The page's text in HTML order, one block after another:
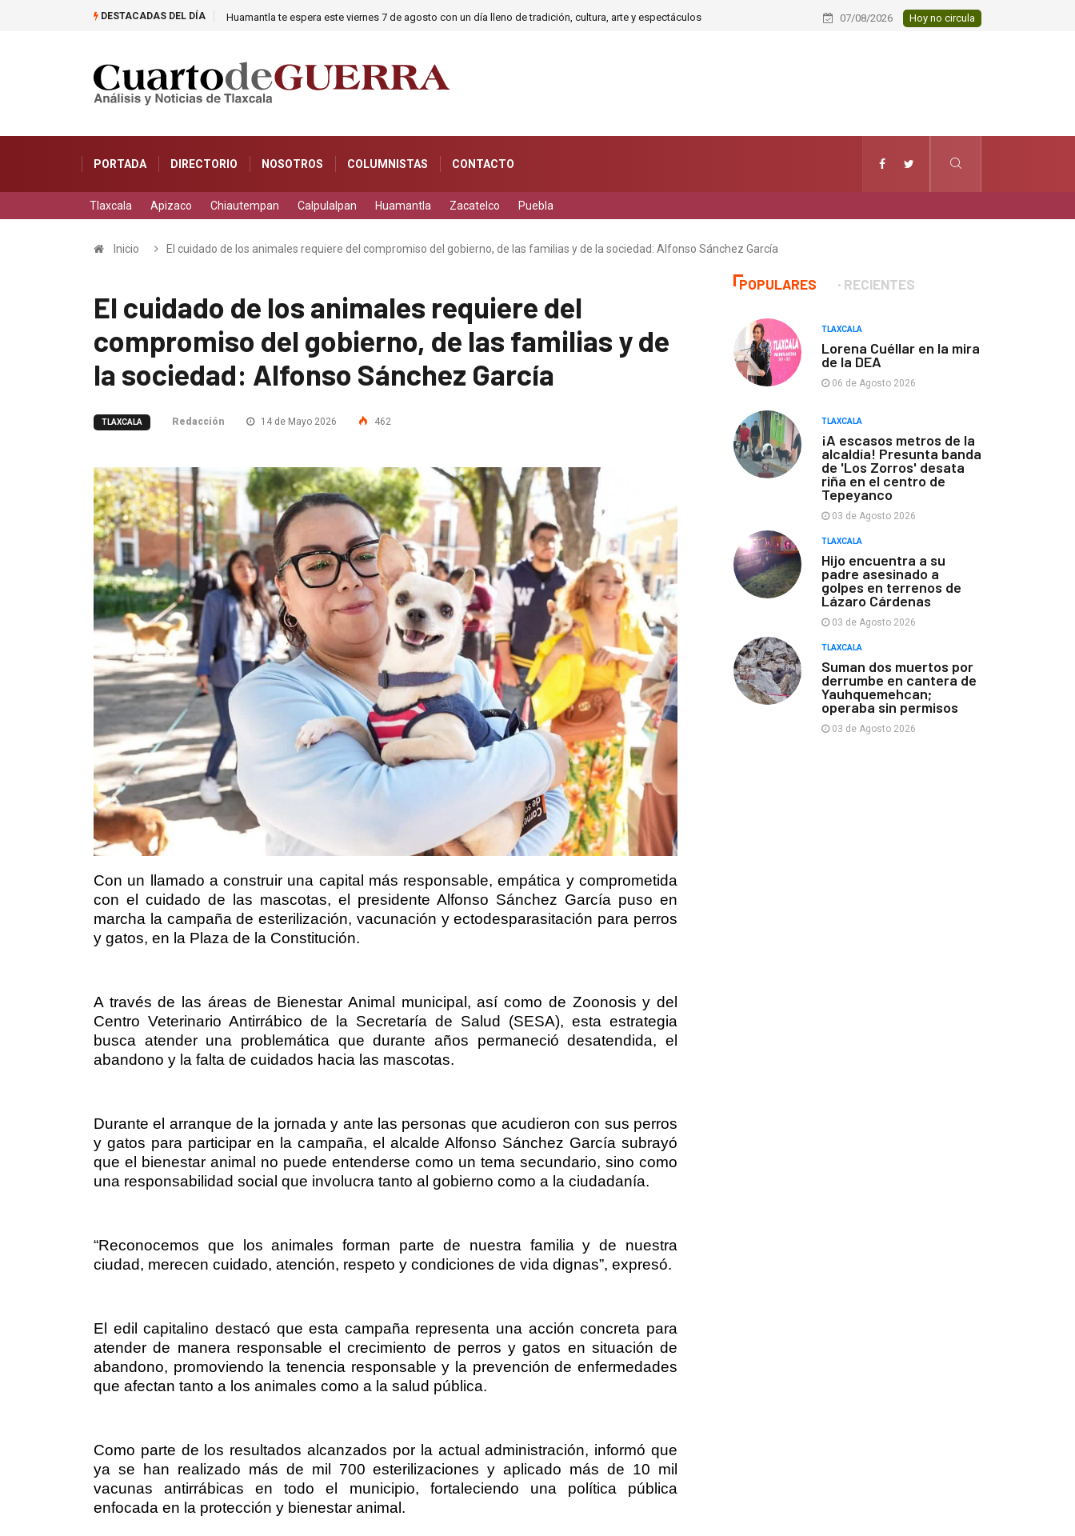
DESTACADAS DEL DÍA Huamantla te espera este viernes 7 de agosto con un día lleno de tradición, cultura, arte y espectáculos Elemento del Servicio de
07/08/2026 Hoy no circula
PORTADA DIRECTORIO NOSOTROS COLUMNISTAS CONTACTO
Tlaxcala Apizaco Chiautempan Calpulalpan Huamantla Zacatelco Puebla
Inicio El cuidado de los animales requiere del compromiso del gobierno, de las familias y de la sociedad: Alfonso Sánchez García
El cuidado de los animales requiere del
compromiso del gobierno, de las familias y de
la sociedad: Alfonso Sánchez García
TLAXCALA Redacción 14 de Mayo 2026 462
Con un llamado a construir una capital más responsable, empática y comprometida
con el cuidado de las mascotas, el presidente Alfonso Sánchez García puso en
marcha la campaña de esterilización, vacunación y ectodesparasitación para perros
y gatos, en la Plaza de la Constitución.
A través de las áreas de Bienestar Animal municipal, así como de Zoonosis y del
Centro Veterinario Antirrábico de la Secretaría de Salud (SESA), esta estrategia
busca atender una problemática que durante años permaneció desatendida, el
abandono y la falta de cuidados hacia las mascotas.
Durante el arranque de la jornada y ante las personas que acudieron con sus perros
y gatos para participar en la campaña, el alcalde Alfonso Sánchez García subrayó
que el bienestar animal no puede entenderse como un tema secundario, sino como
una responsabilidad social que involucra tanto al gobierno como a la ciudadanía.
“Reconocemos que los animales forman parte de nuestra familia y de nuestra
ciudad, merecen cuidado, atención, respeto y condiciones de vida dignas”, expresó.
El edil capitalino destacó que esta campaña representa una acción concreta para
atender de manera responsable el crecimiento de perros y gatos en situación de
abandono, promoviendo la tenencia responsable y la prevención de enfermedades
que afectan tanto a los animales como a la salud pública.
Como parte de los resultados alcanzados por la actual administración, informó que
ya se han realizado más de mil 700 esterilizaciones y aplicado más de 10 mil
vacunas antirrábicas en todo el municipio, fortaleciendo una política pública
enfocada en la protección y bienestar animal.
POPULARES RECIENTES
TLAXCALA
Lorena Cuéllar en la mira
de la DEA
06 de Agosto 2026
TLAXCALA
¡A escasos metros de la
alcaldía! Presunta banda
de 'Los Zorros' desata
riña en el centro de
Tepeyanco
03 de Agosto 2026
TLAXCALA
Hijo encuentra a su
padre asesinado a
golpes en terrenos de
Lázaro Cárdenas
03 de Agosto 2026
TLAXCALA
Suman dos muertos por
derrumbe en cantera de
Yauhquemehcan;
operaba sin permisos
03 de Agosto 2026